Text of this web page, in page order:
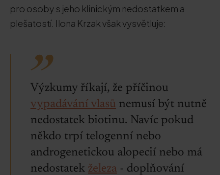
pro osoby s jeho klinickým nedostatkem a
plešatostí. Ilona Krzak však vysvětluje:
Výzkumy říkají, že příčinou
vypadávání vlasů nemusí být nutně
nedostatek biotinu. Navíc pokud
někdo trpí telogenní nebo
androgenetickou alopecií nebo má
nedostatek železa - doplňování